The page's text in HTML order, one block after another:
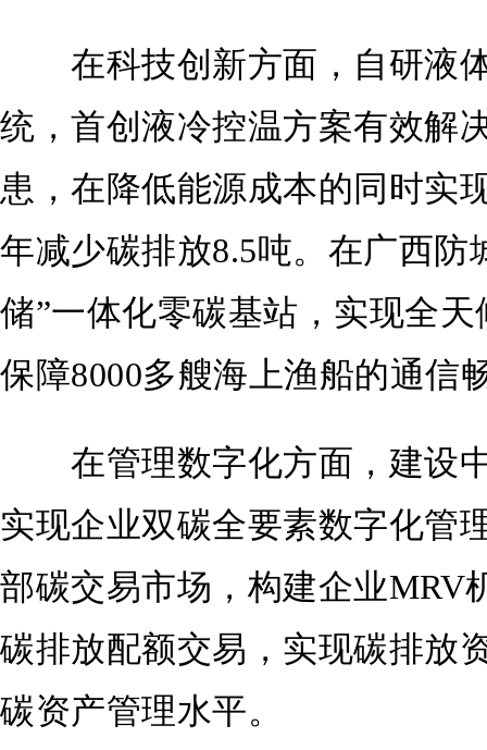
在科技创新方面，自研液
统，首创液冷控温方案有效解
患，在降低能源成本的同时实
年减少碳排放8.5吨。在广西防
储”一体化零碳基站，实现全
保障8000多艘海上渔船的通信
在管理数字化方面，建设
实现企业双碳全要素数字化管
部碳交易市场，构建企业MRV
碳排放配额交易，实现碳排放
碳资产管理水平。